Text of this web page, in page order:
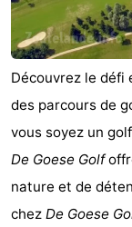
Découvrez le défi
des parcours de
vous soyez un
De Goese Golf
nature et de
chez De Goese